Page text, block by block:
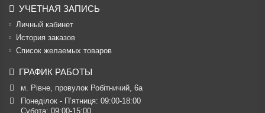
УЧЕТНАЯ ЗАПИСЬ
Личный кабинет
История заказов
Список желаемых товаров
ГРАФИК РАБОТЫ
м. Рівне, провулок Робітничий, 6а
Понеділок - П’ятниця: 09:00-18:00
Субота: 09:00-15:00